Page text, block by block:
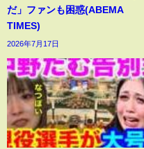
だ」ファンも困惑(ABEMA
TIMES)
2026年7月17日